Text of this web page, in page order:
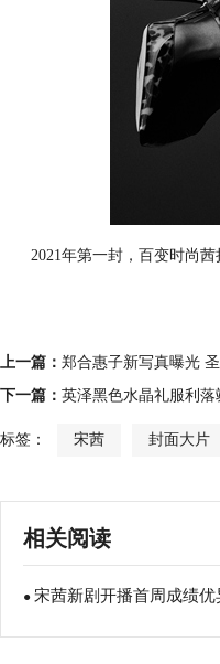
2021年第一封，百变时尚茜
上一篇： 郑合惠子新写真曝光
下一篇： 英泽黑色水晶礼服利
标签： 宋茜 封面大片
相关阅读
● 宋茜新剧开播首周成绩
品茶畅聊